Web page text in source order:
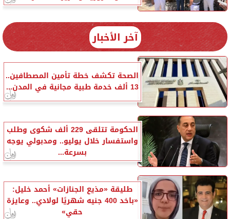
آخر الأخبار
الصحة تكشف خطة تأمين المصطافين..
13 ألف خدمة طبية مجانية في المدن...
الحكومة تتلقى 229 ألف شكوى وطلب
واستفسار خلال يوليو.. ومدبولي يوجه
بسرعة...
طليقة «مذيع الجنازات» أحمد خليل:
«باخد 400 جنيه شهريًا لولادي.. وعايزة
حقي»